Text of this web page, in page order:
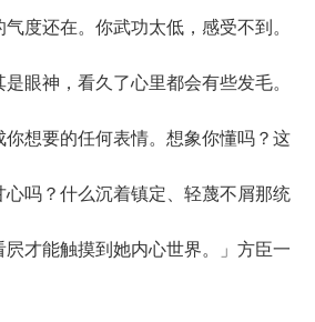
度还在。你武功太低，感受不到。
眼神，看久了心里都会有些发毛。
你想要的任何表情。想象你懂吗？这
吗？什么沉着镇定、轻蔑不屑那统
才能触摸到她内心世界。」方臣一